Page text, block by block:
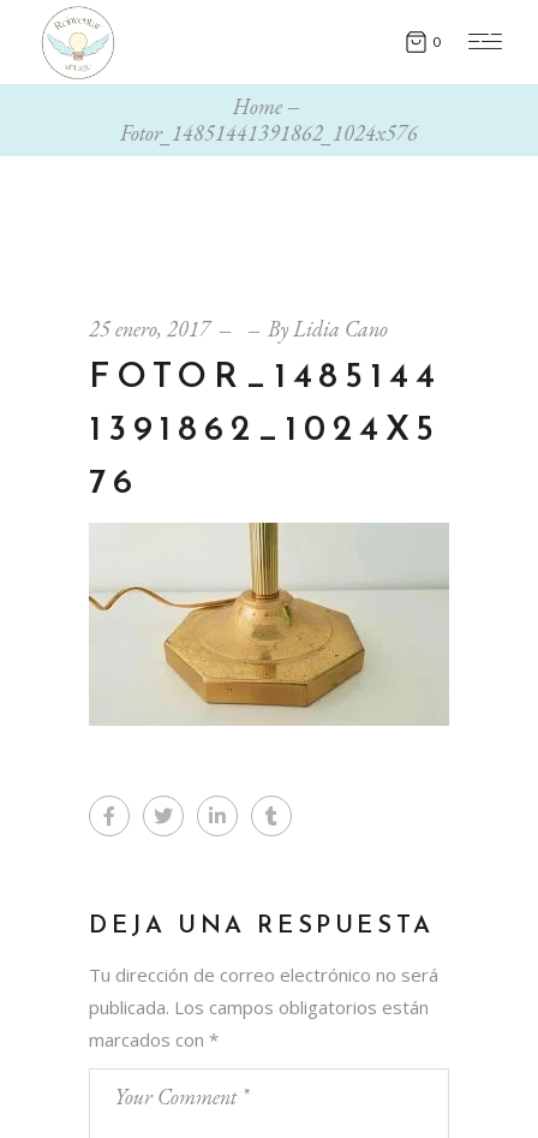
0
Home
Fotor_14851441391862_1024x576
25 enero, 2017 ByLidia Cano
FOTOR_1485144
1391862_1024X5
76
DEJA UNA RESPUESTA
Tu dirección de correo electrónico no será
publicada. Los campos obligatorios están
marcados con *